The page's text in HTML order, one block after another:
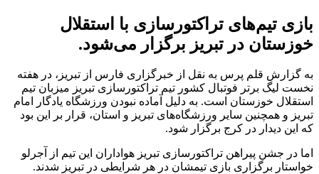
بازی تیم‌های تراکتورسازی با استقلال
خوزستان در تبریز برگزار می‌شود.
به گزارش قلم پرس به نقل از خبرگزاری فارس از تبریز، در هفته
نخست لیگ برتر فوتبال کشور تیم تراکتورسازی تبریز میزبان تیم
استقلال خوزستان است. به دلیل آماده نبودن ورزشگاه یادگار امام
تبریز و همچنین سایر ورزشگاه‌های تبریز و استان، قرار بر این بود
که این دیدار در کرج برگزار شود.
اما در جشن پیراهن تراکتورسازی تبریز هواداران این تیم از آجرلو
خواستار برگزاری بازی تیمشان در هر شرایطی در تبریز شدند.